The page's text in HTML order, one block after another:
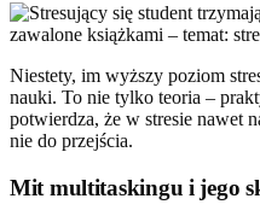
Niestety, im wyższy poziom
nauki. To nie tylko teoria –
potwierdza, że w stresie nawet
nie do przejścia.
Mit multitaskingu i jego